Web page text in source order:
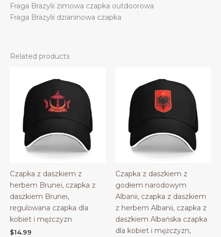
Fraga Brazylii zimowa czapka outdoorowa
Fraga Brazylii dzianinowa czapka
Related products
Czapka z daszkiem z
herbem Brunei, czapka z
daszkiem Brunei,
regulowana czapka dla
kobiet i mężczyzn
$14.99
Czapka z daszkiem z
godłem narodowym
Albanii, czapka z daszkiem
z herbem Albanii, czapka z
daszkiem Albańska czapka
dla kobiet i mężczyzn,